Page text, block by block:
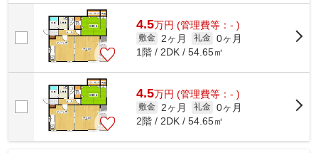
西寒河江周辺に物件の数が豊富です♪02...
4.5万円 (管理費等：- )
敷金 2ヶ月 礼金 0ヶ月
1階 / 2DK / 54.65㎡
4.5万円 (管理費等：- )
敷金 2ヶ月 礼金 0ヶ月
2階 / 2DK / 54.65㎡